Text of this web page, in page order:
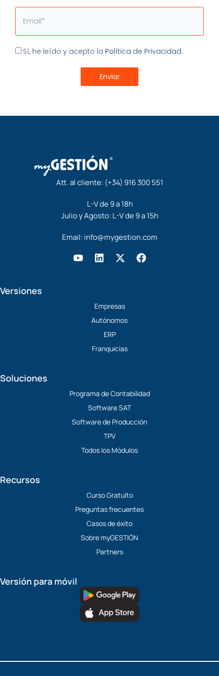
Email
Aceptación
Sí, he leído y acepto la Política de Privacidad.
Enviar
Att. al cliente: (+34) 916 300 551
L-V de 9 a 18h
Julio y Agosto: L-V de 9 a 15h
Email: info@mygestion.com
Y L
d
i
n
X
t
t
e
F
a
Versiones
Empresas
Autónomos
ERP
Franquicias
Soluciones
Programa de Contabilidad
Software SAT
Software de Producción
TPV
Todos los Módulos
Recursos
Curso Gratuito
Preguntas frecuentes
Casos de éxito
Sobre myGESTIÓN
Partners
Versión para móvil